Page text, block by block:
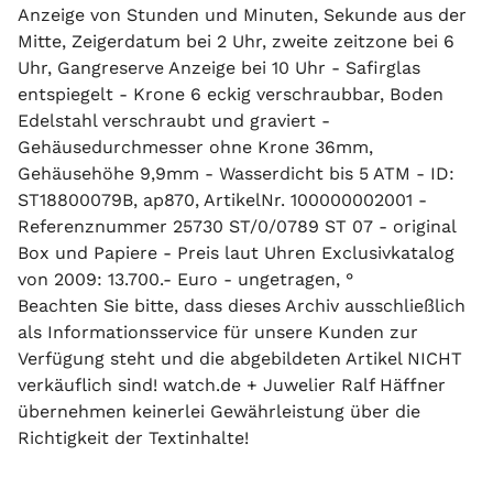
Anzeige von Stunden und Minuten, Sekunde aus der
Mitte, Zeigerdatum bei 2 Uhr, zweite zeitzone bei 6
Uhr, Gangreserve Anzeige bei 10 Uhr - Safirglas
entspiegelt - Krone 6 eckig verschraubbar, Boden
Edelstahl verschraubt und graviert -
Gehäusedurchmesser ohne Krone 36mm,
Gehäusehöhe 9,9mm - Wasserdicht bis 5 ATM - ID:
ST18800079B, ap870, ArtikelNr. 100000002001 -
Referenznummer 25730 ST/0/0789 ST 07 - original
Box und Papiere - Preis laut Uhren Exclusivkatalog
von 2009: 13.700.- Euro - ungetragen, °
Beachten Sie bitte, dass dieses Archiv ausschließlich
als Informationsservice für unsere Kunden zur
Verfügung steht und die abgebildeten Artikel NICHT
verkäuflich sind! watch.de + Juwelier Ralf Häffner
übernehmen keinerlei Gewährleistung über die
Richtigkeit der Textinhalte!